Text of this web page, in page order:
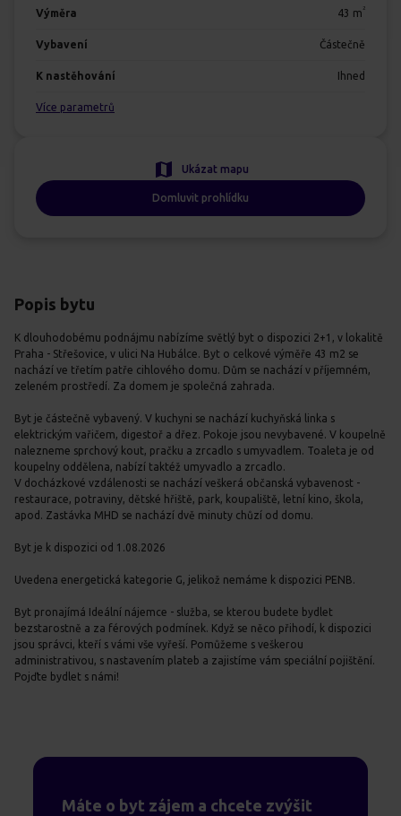
Výměra 43 m 2
Vybavení Částečně
K nastěhování Ihned
Více parametrů
Ukázat mapu
Domluvit prohlídku
Popis bytu
K dlouhodobému podnájmu nabízíme světlý byt o dispozici 2+1, v lokalitě
Praha - Střešovice, v ulici Na Hubálce. Byt o celkové výměře 43 m2 se
nachází ve třetím patře cihlového domu. Dům se nachází v příjemném,
zeleném prostředí. Za domem je společná zahrada.
Byt je částečně vybavený. V kuchyni se nachází kuchyňská linka s
elektrickým vařičem, digestoř a dřez. Pokoje jsou nevybavené. V koupelně
nalezneme sprchový kout, pračku a zrcadlo s umyvadlem. Toaleta je od
koupelny oddělena, nabízí taktéž umyvadlo a zrcadlo.
V docházkové vzdálenosti se nachází veškerá občanská vybavenost -
restaurace, potraviny, dětské hřiště, park, koupaliště, letní kino, škola,
apod. Zastávka MHD se nachází dvě minuty chůzí od domu.
Byt je k dispozici od 1.08.2026
Uvedena energetická kategorie G, jelikož nemáme k dispozici PENB.
Byt pronajímá Ideální nájemce - služba, se kterou budete bydlet
bezstarostně a za férových podmínek. Když se něco přihodí, k dispozici
jsou správci, kteří s vámi vše vyřeší. Pomůžeme s veškerou
administrativou, s nastavením plateb a zajistíme vám speciální pojištění.
Pojďte bydlet s námi!
Máte o byt zájem a chcete zvýšit